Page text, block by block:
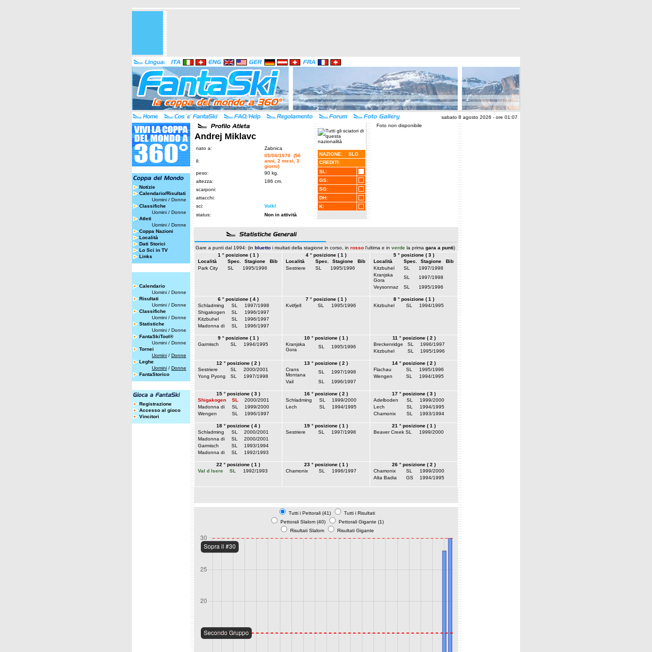
sabato 8 agosto 2026 - ore 01:07
Notizie
Calendario/Risultati
Uomini / Donne
Classifiche
Uomini / Donne
Atleti
Uomini / Donne
Coppa Nazioni
Località
Dati Storici
Lo Sci in TV
Links
Calendario
Uomini / Donne
Risultati
Uomini / Donne
Classifiche
Uomini / Donne
Statistiche
Uomini / Donne
FantaSkiTool®
Uomini / Donne
Tornei
Uomini / Donne
Leghe
Uomini / Donne
FantaStorico
Registrazione
Accesso al gioco
Vincitori
Andrej Miklavc
nato a: Zabnica
il:
05/06/1970 (56
anni, 2 mesi, 3
giorni)
peso:
90 kg.
altezza:
186 cm.
scarponi:
attacchi:
sci:
Volkl
status:
Non in attività
NAZIONE: SLO
CREDITI:
SL:
GS:
SG:
DH:
K:
Foto non disponibile
Gare a punti dal 1994: (in bluetto i risultati della stagione in corso, in rosso l'ultima e in verde la prima gara a punti)
1 ° posizione ( 1 )
Località
Spec. Stagione
Bib
Park City
SL 1995/1996
4 ° posizione ( 1 )
Località
Spec. Stagione
Bib
Sestriere
SL 1995/1996
5 ° posizione ( 3 )
Località
Spec. Stagione
Bib
Kitzbuhel
SL
1997/1998
Kranjska
Gora
SL
1997/1998
Veysonnaz
SL 1995/1996
6 ° posizione ( 4 )
Schladming
SL
1997/1998
Shigakogen
SL
1996/1997
Kitzbuhel
SL
1996/1997
Madonna di
SL 1996/1997
7 ° posizione ( 1 )
Kvitfjell
SL 1995/1996
8 ° posizione ( 1 )
Kitzbuhel
SL 1994/1995
9 ° posizione ( 1 )
Garmisch
SL 1994/1995
10 ° posizione ( 1 )
Kranjska
Gora
SL 1995/1996
11 ° posizione ( 2 )
Breckenridge
SL
1996/1997
Kitzbuhel
SL 1995/1996
12 ° posizione ( 2 )
Sestriere
SL
2000/2001
Yong Pyong
SL 1997/1998
13 ° posizione ( 2 )
Crans
Montana
SL
1997/1998
Vail
SL 1996/1997
14 ° posizione ( 2 )
Flachau
SL
1995/1996
Wengen
SL 1994/1995
15 ° posizione ( 3 )
Shigakogen
SL
2000/2001
Madonna di
SL
1999/2000
Wengen
SL 1996/1997
16 ° posizione ( 2 )
Schladming
SL
1999/2000
Lech
SL 1994/1995
17 ° posizione ( 3 )
Adelboden
SL
1999/2000
Lech
SL
1994/1995
Chamonix
SL 1993/1994
18 ° posizione ( 4 )
Schladming
SL
2000/2001
Madonna di
SL
2000/2001
Garmisch
SL
1993/1994
Madonna di
SL 1992/1993
19 ° posizione ( 1 )
Sestriere
SL 1997/1998
21 ° posizione ( 1 )
Beaver Creek SL 1999/2000
22 ° posizione ( 1 )
Val d Isere
SL 1992/1993
23 ° posizione ( 1 )
Chamonix
SL 1996/1997
26 ° posizione ( 2 )
Chamonix
SL
1999/2000
Alta Badia
GS 1994/1995
Tutti i Pettorali (41)
Tutti i Risultati
Pettorali Slalom (40)
Pettorali Gigante (1)
Risultati Slalom
Risultati Gigante